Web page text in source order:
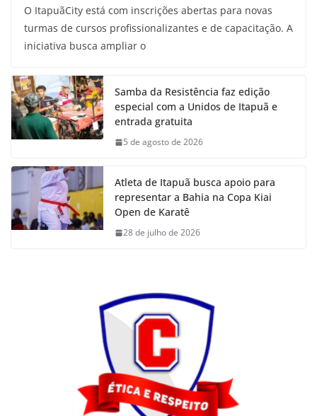
O ItapuãCity está com inscrições abertas para novas
turmas de cursos profissionalizantes e de capacitação. A
iniciativa busca ampliar o
Samba da Resistência faz edição
especial com a Unidos de Itapuã e
entrada gratuita
5 de agosto de 2026
Atleta de Itapuã busca apoio para
representar a Bahia na Copa Kiai
Open de Karatê
28 de julho de 2026